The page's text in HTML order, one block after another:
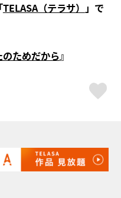
TELASA（テラサ） 」で
ためだから』